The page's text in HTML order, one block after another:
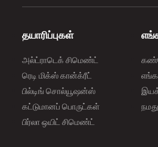
தயாரிப்புகள்
அல்ட்ராடெக் சிமெண்ட்
ரெடி மிக்ஸ் கான்க்ரீட்
பில்டிங் சொல்யூஷன்ஸ்
கட்டுமானப் பொருட்கள்
பிர்லா ஒயிட் சிமெண்ட்